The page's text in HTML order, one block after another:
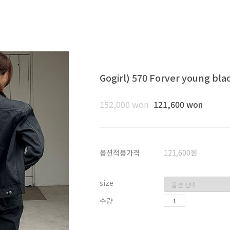
Gogirl) 570 Forver young
152,000 won 121,600 won
옵션적용가격 121,600원
size
수량